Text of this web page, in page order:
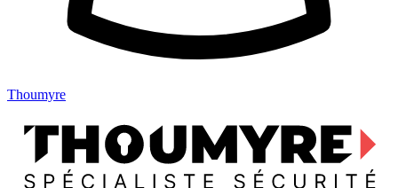
Thoumyre